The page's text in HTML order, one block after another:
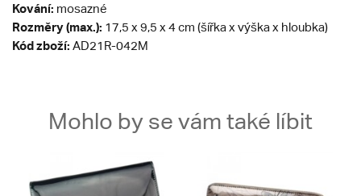
Kování: mosazné
Rozměry (max.): 17,5 x 9,5 x 4 cm (šířka x výška x hloubka)
Kód zboží: AD21R-042M
Mohlo by se vám také líbit